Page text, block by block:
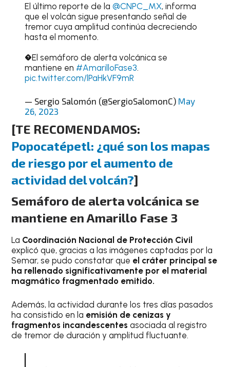
El último reporte de la @CNPC_MX, informa
que el volcán sigue presentando señal de
tremor cuya amplitud continúa decreciendo
hasta el momento.
�El semáforo de alerta volcánica se
mantiene en #AmarilloFase3.
pic.twitter.com/lPaHkVF9mR
— Sergio Salomón (@SergioSalomonC) May
26, 2023
[TE RECOMENDAMOS:
Popocatépetl: ¿qué son los mapas
de riesgo por el aumento de
actividad del volcán?]
Semáforo de alerta volcánica se
mantiene en Amarillo Fase 3
La Coordinación Nacional de Protección Civil
explicó que, gracias a las imágenes captadas por la
Semar, se pudo constatar que el cráter principal se
ha rellenado significativamente por el material
magmático fragmentado emitido.
Además, la actividad durante los tres días pasados
ha consistido en la emisión de cenizas y
fragmentos incandescentes asociada al registro
de tremor de duración y amplitud fluctuante.